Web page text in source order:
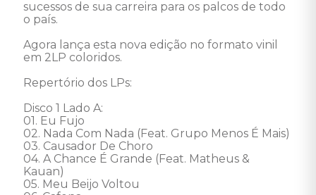
sucessos de sua carreira para os palcos de todo
o país.
Agora lança esta nova edição no formato vinil
em 2LP coloridos.
Repertório dos LPs:
Disco 1 Lado A:
01. Eu Fujo
02. Nada Com Nada (Feat. Grupo Menos É Mais)
03. Causador De Choro
04. A Chance É Grande (Feat. Matheus &
Kauan)
05. Meu Beijo Voltou